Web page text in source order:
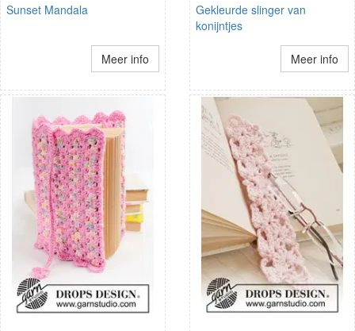
Sunset Mandala
Meer info
Gekleurde slinger van
konijntjes
Meer info